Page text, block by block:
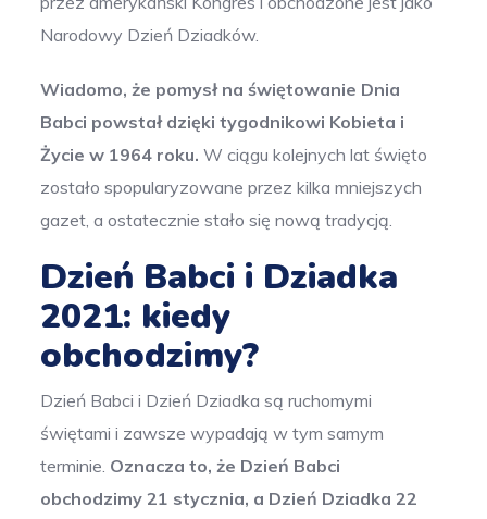
Narodowy Dzień Dziadków.
Wiadomo, że pomysł na świętowanie Dnia
Babci powstał dzięki tygodnikowi Kobieta i
Życie w 1964 roku. W ciągu kolejnych lat święto
zostało spopularyzowane przez kilka mniejszych
gazet, a ostatecznie stało się nową tradycją.
Dzień Babci i Dziadka
2021: kiedy
obchodzimy?
Dzień Babci i Dzień Dziadka są ruchomymi
świętami i zawsze wypadają w tym samym
terminie. Oznacza to, że Dzień Babci
obchodzimy 21 stycznia, a Dzień Dziadka 22